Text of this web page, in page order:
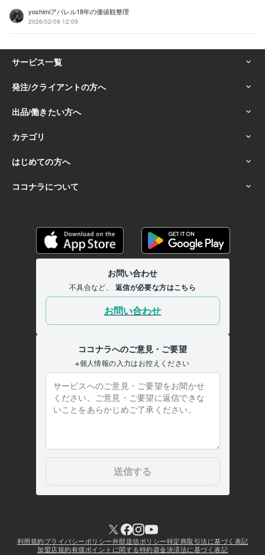
yoshimiアパレル18年の価値観整理
2026/02/09 12:09